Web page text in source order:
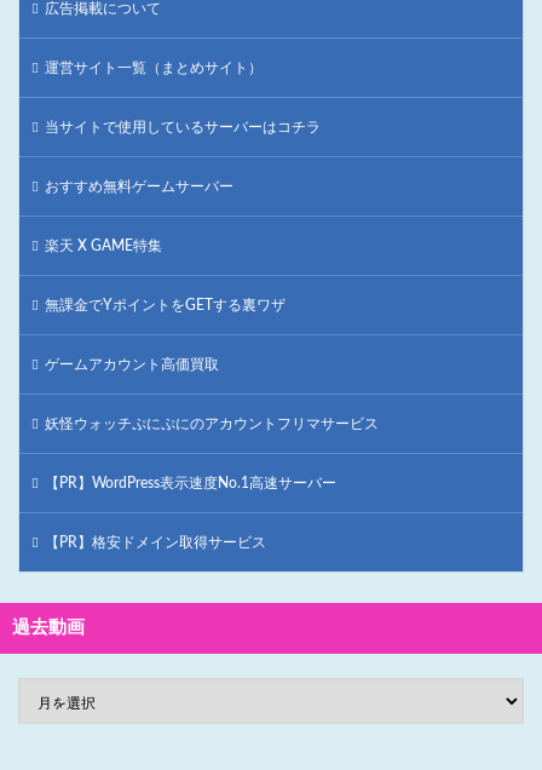
広告掲載について
運営サイト一覧（まとめサイト）
当サイトで使用しているサーバーはコチラ
おすすめ無料ゲームサーバー
楽天 X GAME特集
無課金でYポイントをGETする裏ワザ
ゲームアカウント高価買取
妖怪ウォッチぷにぷにのアカウントフリマサービス
【PR】WordPress表示速度No.1高速サーバー
【PR】格安ドメイン取得サービス
過去動画